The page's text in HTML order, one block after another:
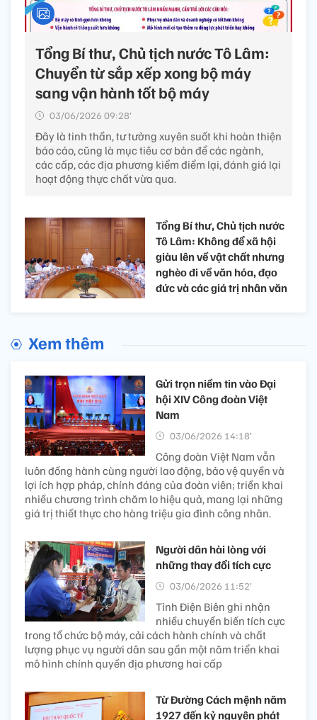
Tổng Bí thư, Chủ tịch nước Tô Lâm:
Chuyển từ sắp xếp xong bộ máy
sang vận hành tốt bộ máy
03/06/2026 09:28’
Đây là tinh thần, tư tưởng xuyên suốt khi hoàn thiện
báo cáo, cũng là mục tiêu cơ bản để các ngành,
các cấp, các địa phương kiểm điểm lại, đánh giá lại
hoạt động thực chất vừa qua.
Tổng Bí thư, Chủ tịch nước
Tô Lâm: Không để xã hội
giàu lên về vật chất nhưng
nghèo đi về văn hóa, đạo
đức và các giá trị nhân văn​
Xem thêm
Gửi trọn niềm tin vào Đại
hội XIV Công đoàn Việt
Nam
03/06/2026 14:18’
Công đoàn Việt Nam vẫn
luôn đồng hành cùng người lao động, bảo vệ quyền và
lợi ích hợp pháp, chính đáng của đoàn viên; triển khai
nhiều chương trình chăm lo hiệu quả, mang lại những
giá trị thiết thực cho hàng triệu gia đình công nhân.
Người dân hài lòng với
những thay đổi tích cực
03/06/2026 11:52’
Tỉnh Điện Biên ghi nhận
nhiều chuyển biến tích cực
trong tổ chức bộ máy, cải cách hành chính và chất
lượng phục vụ người dân sau gần một năm triển khai
mô hình chính quyền địa phương hai cấp
Từ Đường Cách mệnh năm
1927 đến kỷ nguyên phát